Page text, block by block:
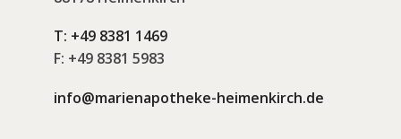
T: +49 8381 1469
F: +49 8381 5983
info@marienapotheke-heimenkirch.de